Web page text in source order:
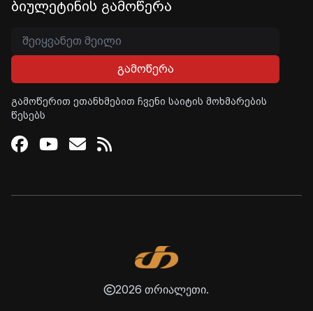
ბიულეტინის გამოწერა
გამოწერა
გამოწერით ეთანხმებით ჩვენი საიტის მოხმარების
წესებს
Facebook
Youtube
Email
RSS
2026 თრიალეთი.